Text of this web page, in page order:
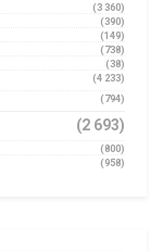
(3 360)
(390)
(149)
(738)
(38)
(4 233)
(794)
(2 693)
(800)
(958)